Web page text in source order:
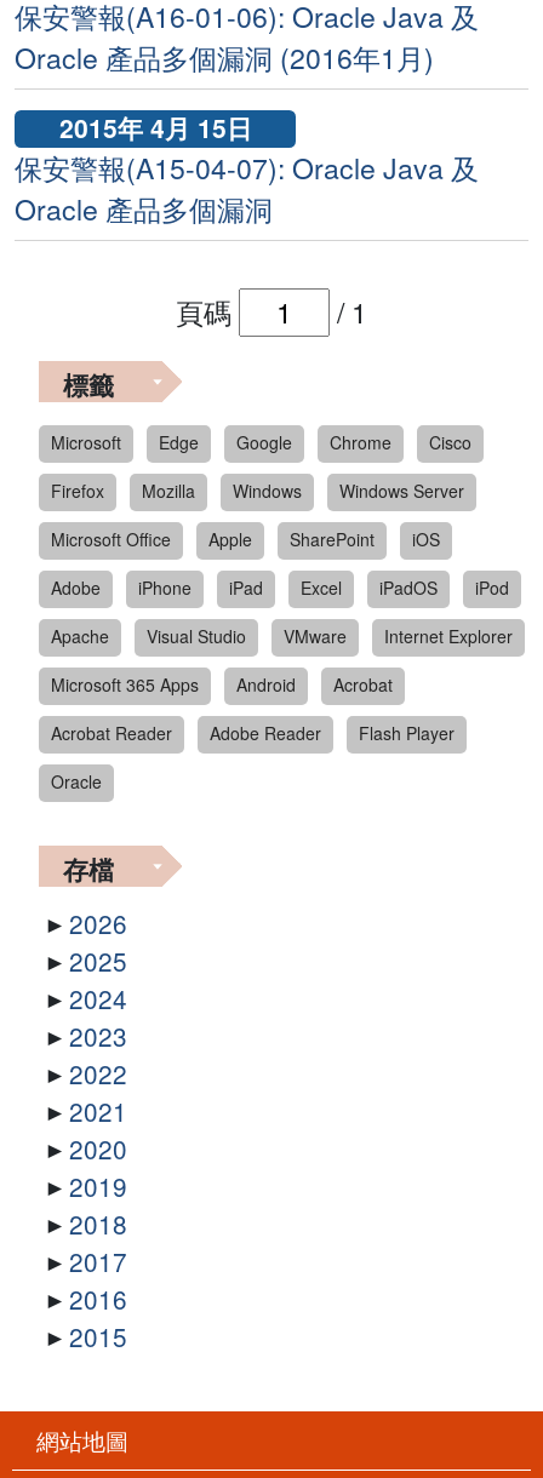
保安警報(A16-01-06): Oracle Java 及
Oracle 產品多個漏洞 (2016年1月)
2015年 4月 15日
保安警報(A15-04-07): Oracle Java 及
Oracle 產品多個漏洞
頁碼 / 1
標籤
Microsoft Edge Google Chrome
Cisco
Firefox
Mozilla Windows
Windows Server
Microsoft Office
Apple SharePoint
iOS
Adobe
iPhone iPad Excel iPadOS
iPod
Apache
Visual Studio VMware
Internet Explorer
Microsoft 365 Apps
Android
Acrobat
Acrobat Reader
Adobe Reader
Flash Player
Oracle
存檔
2026
2025
2024
2023
2022
2021
2020
2019
2018
2017
2016
2015
網站地圖